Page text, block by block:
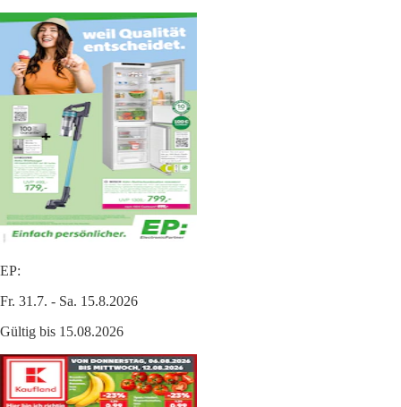
EP:
Fr. 31.7. - Sa. 15.8.2026
Gültig bis 15.08.2026